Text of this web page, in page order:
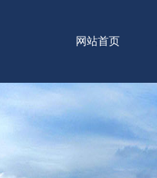
网站首页